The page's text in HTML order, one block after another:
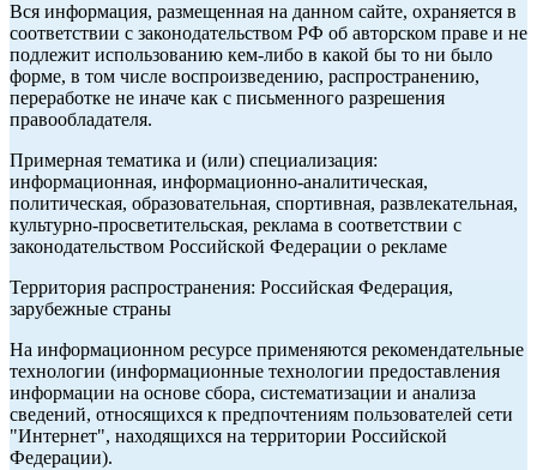
Вся информация, размещенная на данном сайте, охраняется в
соответствии с законодательством РФ об авторском праве и не
подлежит использованию кем-либо в какой бы то ни было
форме, в том числе воспроизведению, распространению,
переработке не иначе как с письменного разрешения
правообладателя.
Примерная тематика и (или) специализация:
информационная, информационно-аналитическая,
политическая, образовательная, спортивная, развлекательная,
культурно-просветительская, реклама в соответствии с
законодательством Российской Федерации о рекламе
Территория распространения: Российская Федерация,
зарубежные страны
На информационном ресурсе применяются рекомендательные
технологии (информационные технологии предоставления
информации на основе сбора, систематизации и анализа
сведений, относящихся к предпочтениям пользователей сети
"Интернет", находящихся на территории Российской
Федерации).